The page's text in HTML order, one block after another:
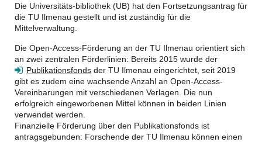
Die Universitäts-bibliothek (UB) hat den Fortsetzungsantrag für
die TU Ilmenau gestellt und ist zuständig für die
Mittelverwaltung.
Die Open-Access-Förderung an der TU Ilmenau orientiert sich
an zwei zentralen Förderlinien: Bereits 2015 wurde der
Publikationsfonds der TU Ilmenau eingerichtet, seit 2019
gibt es zudem eine wachsende Anzahl an Open-Access-
Vereinbarungen mit verschiedenen Verlagen. Die nun
erfolgreich eingeworbenen Mittel können in beiden Linien
verwendet werden.
Finanzielle Förderung über den Publikationsfonds ist
antragsgebunden: Forschende der TU Ilmenau können einen